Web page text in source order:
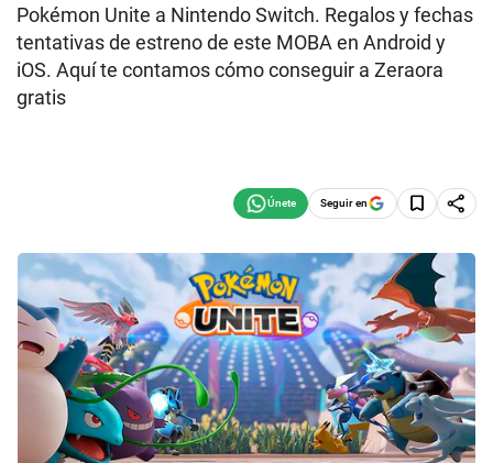
Pokémon Unite a Nintendo Switch. Regalos y fechas
tentativas de estreno de este MOBA en Android y
iOS. Aquí te contamos cómo conseguir a Zeraora
gratis
Seguir en